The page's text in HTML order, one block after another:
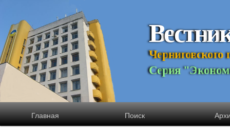
Вестни
Черниговского г
Серия "Эконом
Главная Поиск